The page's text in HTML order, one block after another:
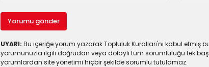
Yorumu gönder
UYARI: Bu içeriğe yorum yazarak Topluluk Kuralları'nı kabul etmiş
yorumunuzla ilgili doğrudan veya dolaylı tüm sorumluluğu tek
yorumlardan site yönetimi hiçbir şekilde sorumlu tutulamaz.